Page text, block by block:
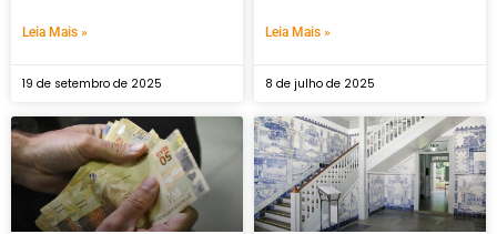
Leia Mais »
19 de setembro de 2025
Leia Mais »
8 de julho de 2025